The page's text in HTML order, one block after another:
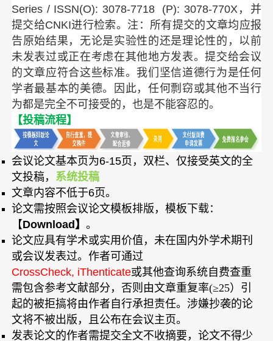
Series / ISSN(O): 3078-7718  (P): 3078-770X，并
提交给CNKI进行检索。注：所有提交的文章均应报
告原始结果，无论是实验性的还是理论性的，以前
未发表过或正在考虑在其他地方发表。提交给会议
的文章应符合这些标准。我们坚信道德行为是任何
学者最基本的美德。因此，任何剽窃或其他不当行
为都是完全不可接受的，也是不能容忍的。
【投稿流程】
会议论文基本页为6-15页，双栏、仅接受英文的全
文投稿， 系统投稿
文章内容不低于6页。
论文需按照会议论文模板排版，模板下载：
【Download】。
论文应具有学术或实用价值，未在国内外学术期刊
或会议发表过。作者可通过
CrossCheck, iThenticate或其他查询系统自费查重
需包含参考文献部分，否则由文章重复率(≥25）引
起的被拒搞将由作者自行承担责任。涉嫌抄袭的论
文将不被出版，且公布在会议主页。
发表论文的作者需提交全文不收摘要，论文不得少